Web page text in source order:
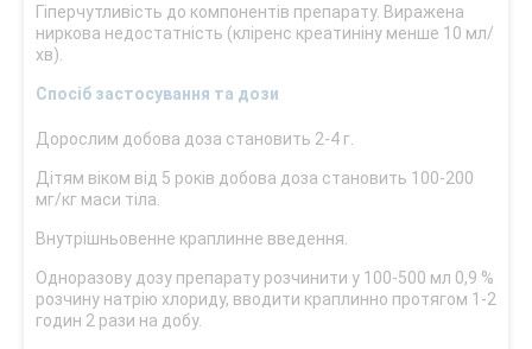
Гіперчутливість до компонентів препарату. Виражена
ниркова недостатність (кліренс креатиніну менше 10 мл/
хв).
Спосіб застосування та дози
Дорослим добова доза становить 2-4 г.
Дітям віком від 5 років добова доза становить 100-200
мг/кг маси тіла.
Внутрішньовенне краплинне введення.
Одноразову дозу препарату розчинити у 100-500 мл 0,9 %
розчину натрію хлориду, вводити краплинно протягом 1-2
годин 2 рази на добу.